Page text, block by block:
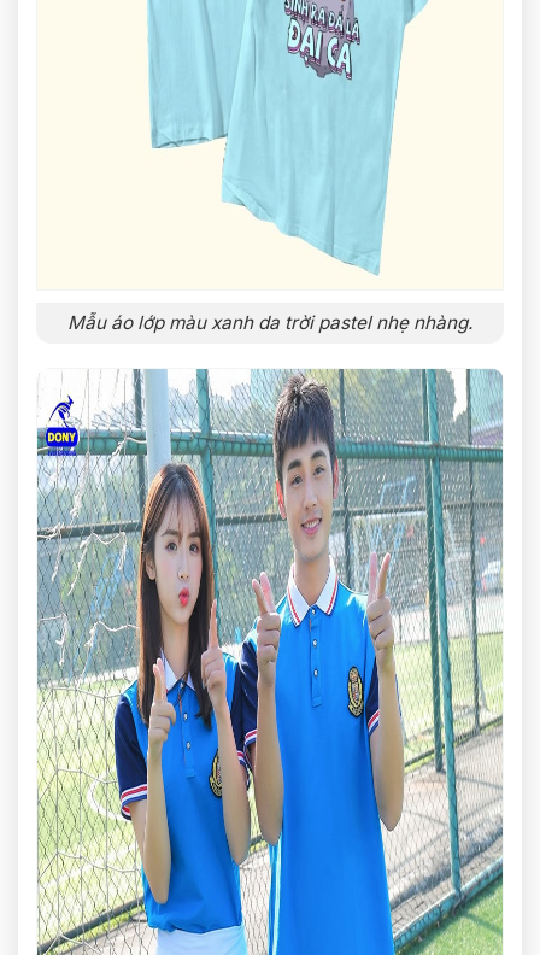
Mẫu áo lớp màu xanh da trời pastel nhẹ nhàng.